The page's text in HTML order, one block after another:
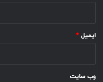
ایمیل *
وب‌ سایت